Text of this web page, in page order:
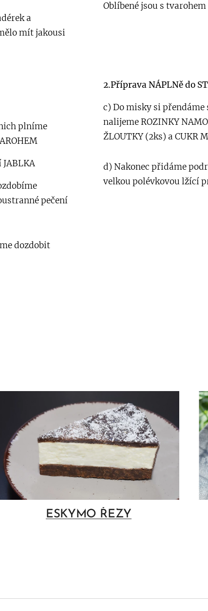
a
mít jakousi
plníme
pečení
dozdobit
Oblíbené jsou s
2.Příprava NÁPLNě do
c) Do misky si přendáme
nalijeme ROZINKY
ŽLOUTKY (2ks) a CUKR
d) Nakonec přidáme
velkou polévkovou lžící
ESKYMO ŘEZY